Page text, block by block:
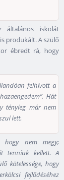
iskolát
produkált. A szülő
ébredt rá, hogy
felhívott a
Hát
tényleg már nem
lett.
hogy nem megy;
tenniük kellett. A
kötelessége, hogy
fejlődéséhez